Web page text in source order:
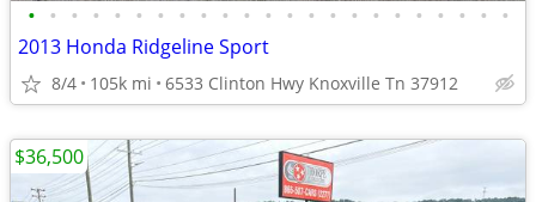
• • • • • • • • • • • • • • • • • • • • • • •
2013 Honda Ridgeline Sport
8/4 105k mi 6533 Clinton Hwy Knoxville Tn 37912
$36,500